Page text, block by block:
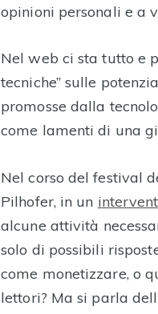
opinioni personali e a
Nel web ci sta tutto e
tecniche” sulle
promosse dalla
come lamenti di una
Nel corso del festival
Pilhofer, in un
alcune attività
solo di possibili
come monetizzare, o
lettori? Ma si parla